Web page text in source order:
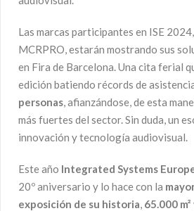
Las marcas participantes en ISE
MCRPRO, estarán mostrando sus
en Fira de Barcelona. Una cita ferial
edición batiendo récords de
personas, afianzándose, de esta
más fuertes del sector. Sin duda, un
innovación y tecnología audiovisual.
Este año Integrated Systems
20º aniversario y lo hace con la
exposición de su historia, 65.000 m²